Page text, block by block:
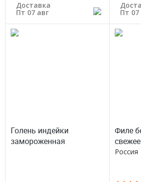
Доставка
Пт 07 авг Пт 07
Голень индейки
замороженная
Филе
свежее
Россия